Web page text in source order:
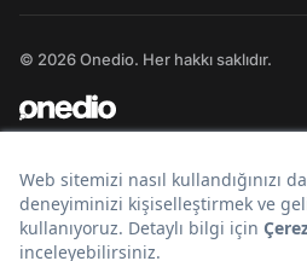
© 2026 Onedio. Her hakkı saklıdır.
Bir markasıdır.